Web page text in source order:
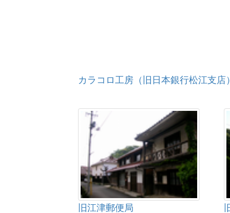
カラコロ工房（旧日本銀行松江支店
旧江津郵便局